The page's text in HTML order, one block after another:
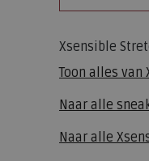
Xsensible
Toon alles van
Naar alle
Naar alle